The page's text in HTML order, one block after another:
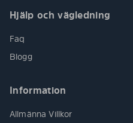
Hjälp och vägledning
Faq
Blogg
Information
Allmänna Villkor